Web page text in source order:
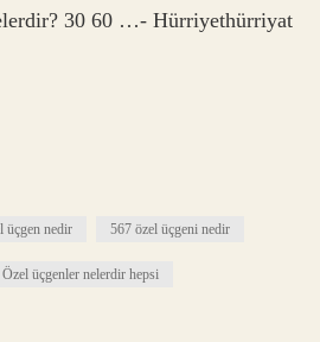
30 60 …- Hürriyethürriyat
üçgen nedir 567 özel üçgeni nedir
Özel üçgenler nelerdir hepsi